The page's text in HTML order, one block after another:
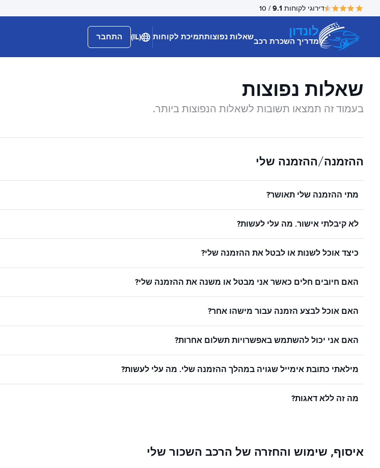
דירוגי לקוחות 9.1
/ 10
לונדון
מדריך השכרת רכבשאלות נפוצותתמיכת לקוחות (IL) התחבר
שאלות נפוצות
בעמוד זה תמצאו תשובות לשאלות הנפוצות ביותר.
ההזמנה/ההזמנה שלי
מתי ההזמנה שלי תאושר?
לא קיבלתי אישור. מה עלי לעשות?
כיצד אוכל לשנות או לבטל את ההזמנה שלי?
האם חיובים חלים כאשר אני מבטל או משנה את ההזמנה שלי?
האם אוכל לבצע הזמנה עבור מישהו אחר?
האם אני יכול להשתמש באפשרויות תשלום אחרות?
מילאתי כתובת אימייל שגויה במהלך ההזמנה שלי. מה עלי לעשות?
מה זה ללא דאגות?
איסוף, שימוש והחזרה של הרכב השכור שלי